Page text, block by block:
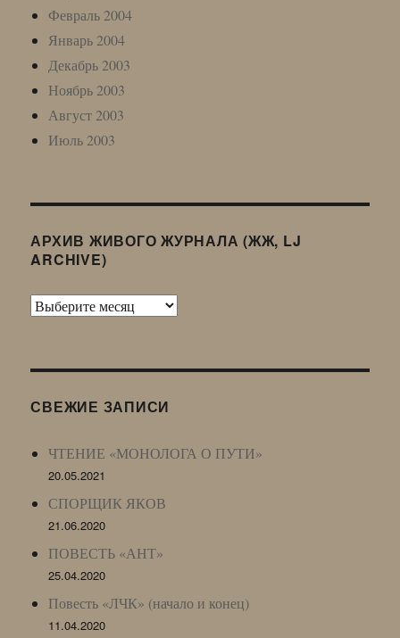
Февраль 2004
Январь 2004
Декабрь 2003
Ноябрь 2003
Август 2003
Июль 2003
АРХИВ ЖИВОГО ЖУРНАЛА (ЖЖ, LJ
ARCHIVE)
Архив
LJ
СВЕЖИЕ ЗАПИСИ
ЧТЕНИЕ «МОНОЛОГА О ПУТИ»
20.05.2021
СПОРЩИК ЯКОВ
21.06.2020
ПОВЕСТЬ «АНТ»
25.04.2020
Повесть «ЛЧК» (начало и конец)
11.04.2020